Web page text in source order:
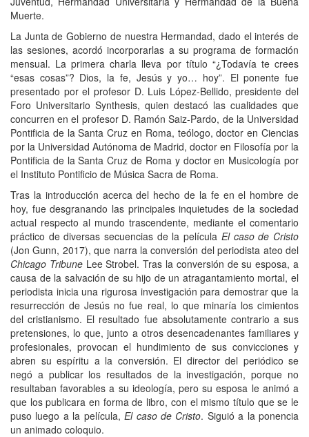
Muerte.
La Junta de Gobierno de nuestra Hermandad, dado el interés de
las sesiones, acordó incorporarlas a su programa de formación
mensual. La primera charla lleva por título “¿Todavía te crees
“esas cosas”? Dios, la fe, Jesús y yo… hoy”. El ponente fue
presentado por el profesor D. Luis López-Bellido, presidente del
Foro Universitario Synthesis, quien destacó las cualidades que
concurren en el profesor D. Ramón Saiz-Pardo, de la Universidad
Pontificia de la Santa Cruz en Roma, teólogo, doctor en Ciencias
por la Universidad Autónoma de Madrid, doctor en Filosofía por la
Pontificia de la Santa Cruz de Roma y doctor en Musicología por
el Instituto Pontificio de Música Sacra de Roma.
Tras la introducción acerca del hecho de la fe en el hombre de
hoy, fue desgranando las principales inquietudes de la sociedad
actual respecto al mundo trascendente, mediante el comentario
práctico de diversas secuencias de la película El caso de Cristo
(Jon Gunn, 2017), que narra la conversión del periodista ateo del
Chicago TribuneLee Strobel. Tras la conversión de su esposa, a
causa de la salvación de su hijo de un atragantamiento mortal, el
periodista inicia una rigurosa investigación para demostrar que la
resurrección de Jesús no fue real, lo que minaría los cimientos
del cristianismo. El resultado fue absolutamente contrario a sus
pretensiones, lo que, junto a otros desencadenantes familiares y
profesionales, provocan el hundimiento de sus convicciones y
abren su espíritu a la conversión. El director del periódico se
negó a publicar los resultados de la investigación, porque no
resultaban favorables a su ideología, pero su esposa le animó a
que los publicara en forma de libro, con el mismo título que se le
puso luego a la película,El caso de Cristo. Siguió a la ponencia
un animado coloquio.